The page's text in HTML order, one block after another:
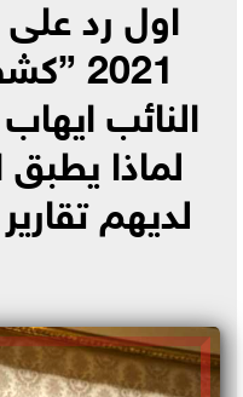
النائب
لماذا
لديهم